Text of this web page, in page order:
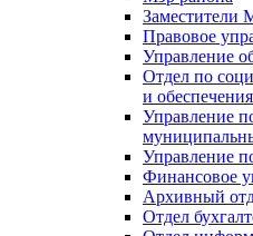
Заместители
Правовое
Управление
Отдел по
и
Управление
Управление
Финансовое
Архивный
Отдел